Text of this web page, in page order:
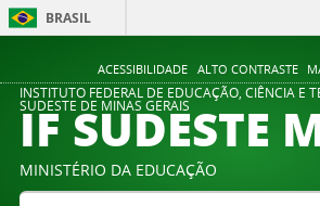
ACESSIBILIDADE ALTO CONTRASTE
BRASIL
INSTITUTO FEDERAL DE EDUCAÇÃO, CIÊNCIA E
SUDESTE DE MINAS GERAIS
IF SUDESTE
MINISTÉRIO DA EDUCAÇÃO
Buscar no portal